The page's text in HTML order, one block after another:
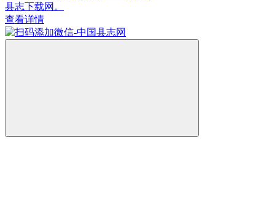
县志下载网。
查看详情